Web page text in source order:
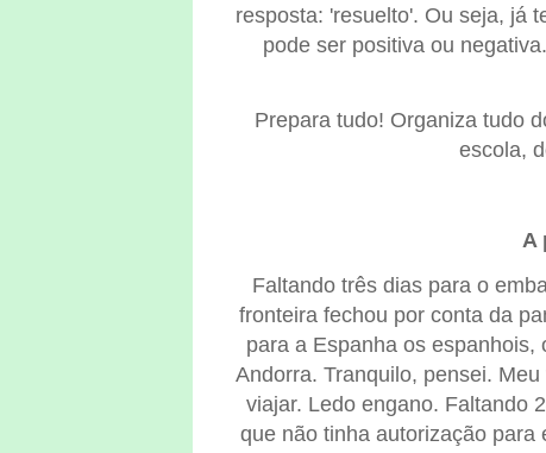
resposta: 'resuelto'. Ou seja, já
pode ser positiva ou
Prepara tudo! Organiza tudo
escola,
A
Faltando três dias para o
fronteira fechou por conta da
para a Espanha os
Andorra. Tranquilo, pensei.
viajar. Ledo engano. Faltando
que não tinha autorização